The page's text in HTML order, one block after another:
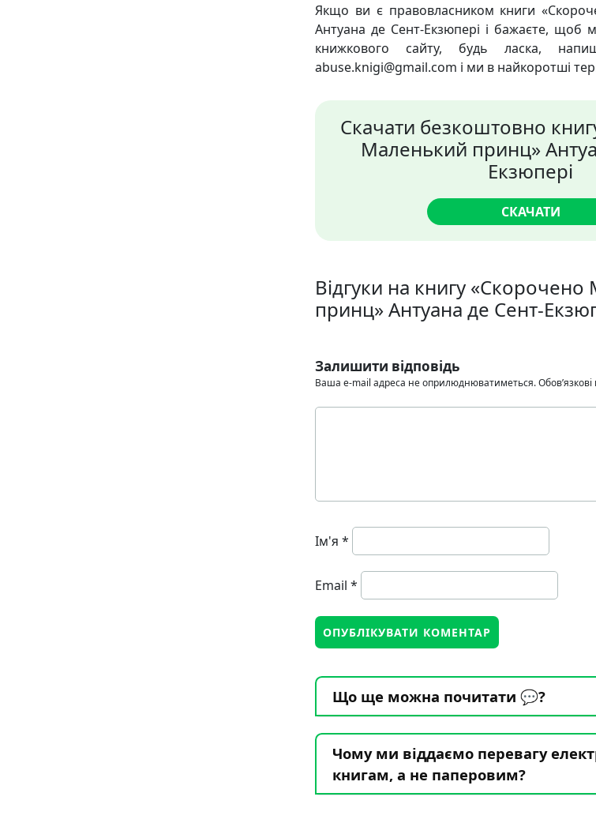
Якщо ви є правовласником книги
Антуана де Сент-Екзюпері і бажаєте, щоб
книжкового сайту, будь ласка,
abuse.knigi@gmail.com і ми в найкоротші
Скачати безкоштовно
Маленький принц»
Екзюпері
СКАЧАТИ
Відгуки на книгу
принц» Антуана де Сент-
Залишити відповідь
Ваша e-mail адреса не оприлюднюватиметься.
Ім'я *
Email *
Що ще можна почитати 💬?
Чому ми віддаємо перевагу
книгам, а не паперовим?